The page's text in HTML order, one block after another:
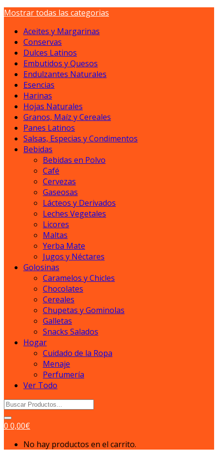
Mostrar todas las categorias
Aceites y Margarinas
Conservas
Dulces Latinos
Embutidos y Quesos
Endulzantes Naturales
Esencias
Harinas
Hojas Naturales
Granos, Maíz y Cereales
Panes Latinos
Salsas, Especias y Condimentos
Bebidas
Bebidas en Polvo
Café
Cervezas
Gaseosas
Lácteos y Derivados
Leches Vegetales
Licores
Maltas
Yerba Mate
Jugos y Néctares
Golosinas
Caramelos y Chicles
Chocolates
Cereales
Chupetas y Gominolas
Galletas
Snacks Salados
Hogar
Cuidado de la Ropa
Menaje
Perfumería
Ver Todo
Search
for:
0 0,00€
No hay productos en el carrito.